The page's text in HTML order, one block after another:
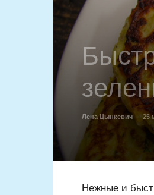
Лена Цынкевич - 25
Нежные и